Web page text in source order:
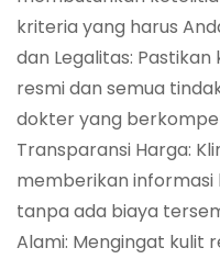
kriteria yang harus
dan Legalitas:
resmi dan semua
dokter yang
Transparansi Harga:
memberikan informasi
tanpa ada biaya
Alami: Mengingat kulit